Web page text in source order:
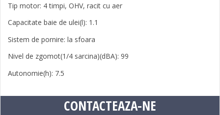
Tip motor: 4 timpi, OHV, racit cu aer
Capacitate baie de ulei(l): 1.1
Sistem de pornire: la sfoara
Nivel de zgomot(1/4 sarcina)(dBA): 99
Autonomie(h): 7.5
CONTACTEAZA-NE